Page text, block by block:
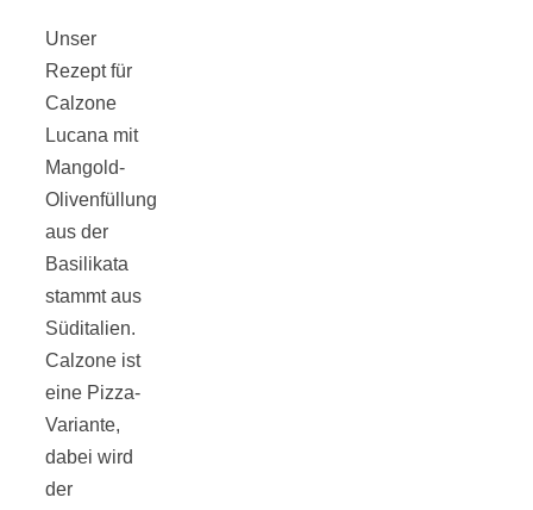
Unser
Rezept für
Calzone
Lucana mit
Mangold-
Olivenfüllung
aus der
Basilikata
stammt aus
Süditalien.
Calzone ist
eine Pizza-
Variante,
dabei wird
der